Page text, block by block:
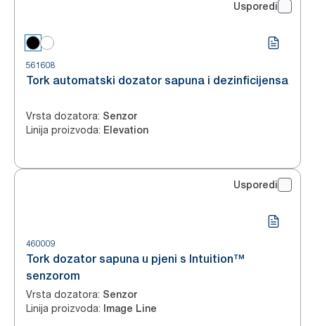
Usporedi
561608
Tork automatski dozator sapuna i dezinficijensa
Vrsta dozatora: Senzor
Linija proizvoda: Elevation
Usporedi
460009
Tork dozator sapuna u pjeni s Intuition™
senzorom
Vrsta dozatora: Senzor
Linija proizvoda: Image Line